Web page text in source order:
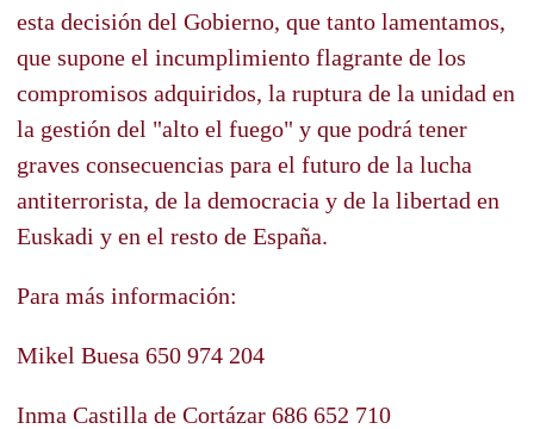
esta decisión del Gobierno, que tanto lamentamos,
que supone el incumplimiento flagrante de los
compromisos adquiridos, la ruptura de la unidad en
la gestión del "alto el fuego" y que podrá tener
graves consecuencias para el futuro de la lucha
antiterrorista, de la democracia y de la libertad en
Euskadi y en el resto de España.
Para más información:
Mikel Buesa 650 974 204
Inma Castilla de Cortázar 686 652 710